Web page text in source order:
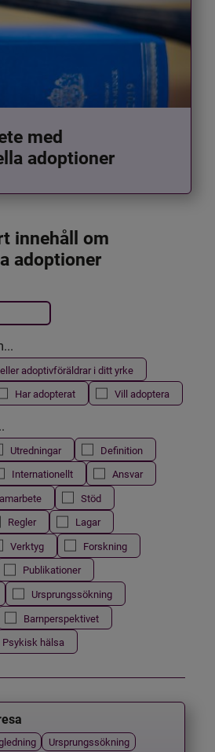
med
adoptioner
innehåll om
adoptioner
automatiskt
adoptivföräldrar i ditt yrke
Har adopterat Vill adoptera
Utredningar
Definition
Internationellt
Ansvar
Stöd
Regler
Lagar
Verktyg
Forskning
Publikationer
Ursprungssökning
Barnperspektivet
Psykisk hälsa
Ursprungssökning